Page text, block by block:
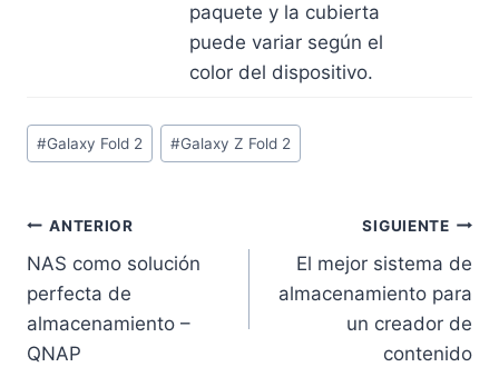
paquete y la cubierta
puede variar según el
color del dispositivo.
Etiquetas
de
entrada:
#Galaxy Fold 2 #Galaxy Z Fold 2
Navegación
de
entradas
ANTERIOR
NAS como solución
perfecta de
almacenamiento –
QNAP
SIGUIENTE
El mejor sistema de
almacenamiento para
un creador de
contenido